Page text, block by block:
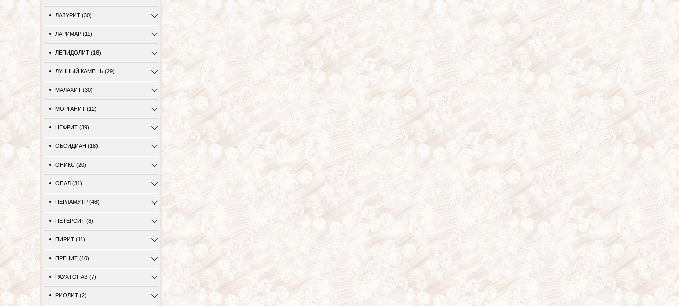
ЛАЗУРИТ (30)
ЛАРИМАР (11)
ЛЕПИДОЛИТ (16)
ЛУННЫЙ КАМЕНЬ (29)
МАЛАХИТ (30)
МОРГАНИТ (12)
НЕФРИТ (39)
ОБСИДИАН (18)
ОНИКС (20)
ОПАЛ (31)
ПЕРЛАМУТР (48)
ПЕТЕРСИТ (8)
ПИРИТ (11)
ПРЕНИТ (10)
РАУХТОПАЗ (7)
РИОЛИТ (2)